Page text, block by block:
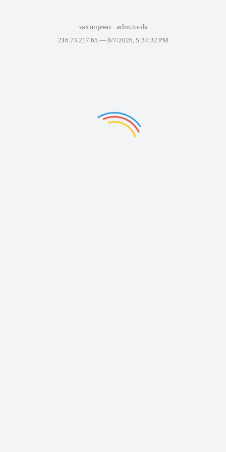
захищено adm.tools
216.73.217.65 — 8/7/2026, 5:24:32 PM